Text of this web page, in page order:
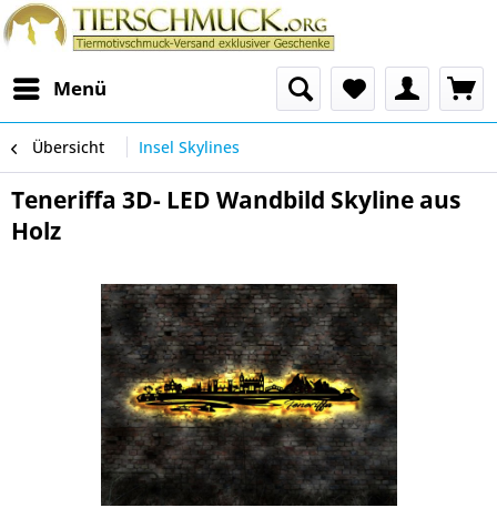
Menü
Übersicht Insel Skylines
Teneriffa 3D- LED Wandbild Skyline aus
Holz